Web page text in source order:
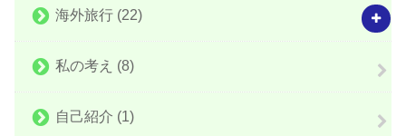
海外旅行 (22)
私の考え (8)
自己紹介 (1)